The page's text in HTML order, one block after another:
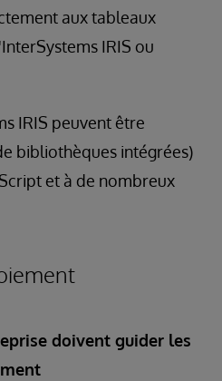
aux tableaux
IRIS ou
IRIS peuvent être
bibliothèques intégrées)
et à de nombreux
doivent guider les